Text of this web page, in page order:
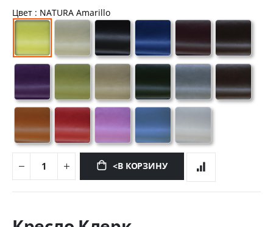
Цвет : NATURA Amarillo
<В КОРЗИНУ
к